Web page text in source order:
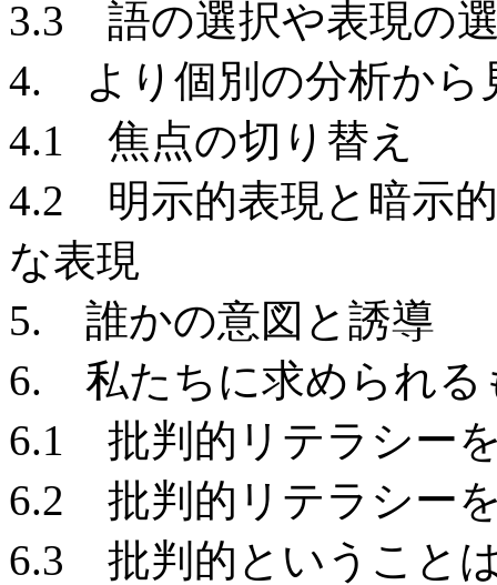
3.3 語の選択や表現の
4. より個別の分析から
4.1 焦点の切り替え
4.2 明示的表現と暗示
な表現
5. 誰かの意図と誘導
6. 私たちに求められる
6.1 批判的リテラシー
6.2 批判的リテラシー
6.3 批判的ということ